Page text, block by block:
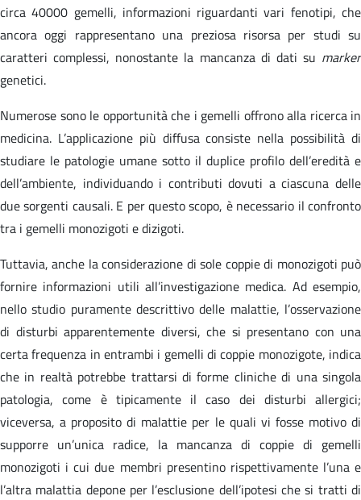
circa 40000 gemelli, informazioni riguardanti vari fenotipi, che
ancora oggi rappresentano una preziosa risorsa per studi su
caratteri complessi, nonostante la mancanza di dati su marker
genetici.
Numerose sono le opportunità che i gemelli offrono alla ricerca in
medicina. L’applicazione più diffusa consiste nella possibilità di
studiare le patologie umane sotto il duplice profilo dell’eredità e
dell’ambiente, individuando i contributi dovuti a ciascuna delle
due sorgenti causali. E per questo scopo, è necessario il confronto
tra i gemelli monozigoti e dizigoti.
Tuttavia, anche la considerazione di sole coppie di monozigoti può
fornire informazioni utili all’investigazione medica. Ad esempio,
nello studio puramente descrittivo delle malattie, l’osservazione
di disturbi apparentemente diversi, che si presentano con una
certa frequenza in entrambi i gemelli di coppie monozigote, indica
che in realtà potrebbe trattarsi di forme cliniche di una singola
patologia, come è tipicamente il caso dei disturbi allergici;
viceversa, a proposito di malattie per le quali vi fosse motivo di
supporre un’unica radice, la mancanza di coppie di gemelli
monozigoti i cui due membri presentino rispettivamente l’una e
l’altra malattia depone per l’esclusione dell’ipotesi che si tratti di